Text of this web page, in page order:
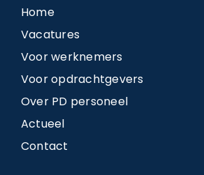
Home
Vacatures
Voor werknemers
Voor opdrachtgevers
Over PD personeel
Actueel
Contact